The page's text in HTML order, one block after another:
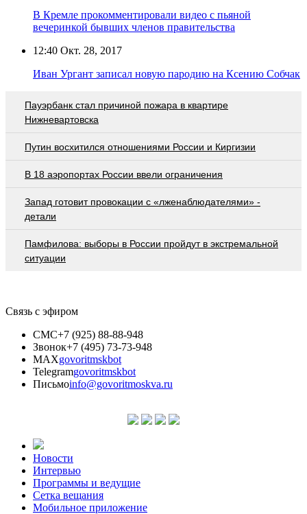
В Кремле прокомментировали видео с пьяной
вечеринкой бывших членов правительства
12:40 Окт. 28, 2017
Иван Ургант записал новую пародию на Ксению Собчак
Пауэрбанк стал причиной пожара в квартире
Нижневартовска
Путин восхитился отношениями России и Киргизии
В 18 аэропортах России ввели ограничения
Запад готовит провокации с «лженаблюдателями» -
детали
Памфилова: выборы в России пройдут в экстремальной
ситуации
Связь с эфиром
СМС+7 (925) 88-88-948
Звонок+7 (495) 73-73-948
MAXgovoritmskbot
Telegramgovoritmskbot
Письмоinfo@govoritmoskva.ru
Новости
Интервью
Программы и ведущие
Сетка вещания
Мобильное приложение